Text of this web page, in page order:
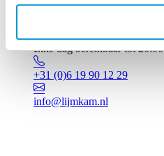
Elke dag bereikbaar tot 20:00
+31 (0)6 19 90 12 29
info@lijmkam.nl